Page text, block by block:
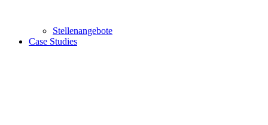
Stellenangebote
Case Studies